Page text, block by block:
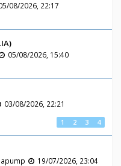
08/2026, 22:17
05/08/2026, 15:40
03/08/2026, 22:21
1 2 3 4
19/07/2026, 23:04